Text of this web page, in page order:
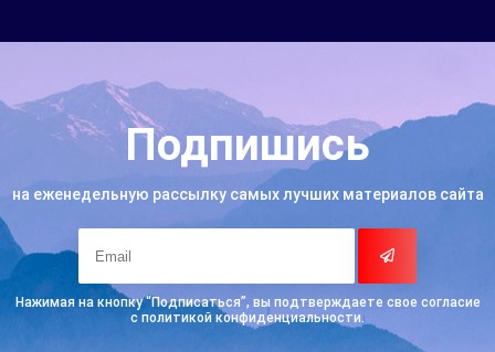
Подпишись
на еженедельную рассылку самых лучших материалов сайта
Нажимая на кнопку “Подписаться”, вы подтверждаете свое согласие
с политикой конфиденциальности.